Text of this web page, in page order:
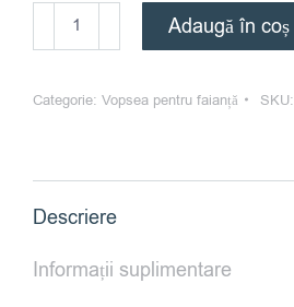
Cantitate
MONTO
AZULEJOS
faianță
-
Adaugă în coș
Categorie: Vopsea pentru faianță SKU:
Descriere
Informații suplimentare